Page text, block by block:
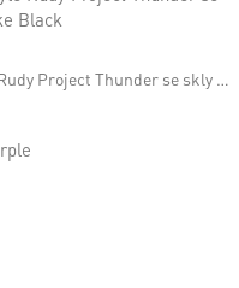
Černé sluneční brýle Rudy Project Thunder se skly RP Optics Smoke Black